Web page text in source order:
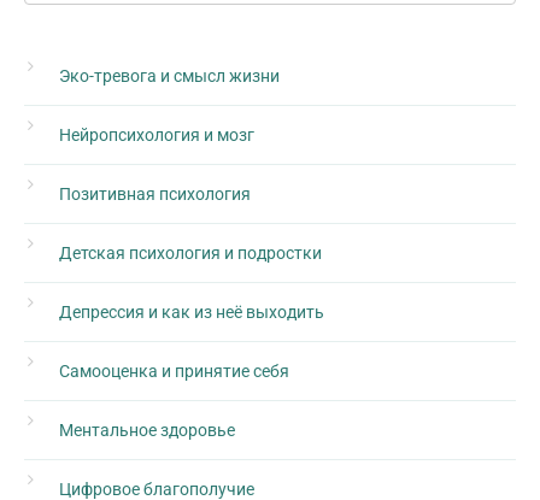
Эко-тревога и смысл жизни
Нейропсихология и мозг
Позитивная психология
Детская психология и подростки
Депрессия и как из неё выходить
Самооценка и принятие себя
Ментальное здоровье
Цифровое благополучие